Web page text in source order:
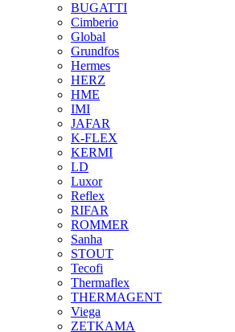
BUGATTI
Cimberio
Global
Grundfos
Hermes
HERZ
HME
IMI
JAFAR
K-FLEX
KERMI
LD
Luxor
Reflex
RIFAR
ROMMER
Sanha
STOUT
Tecofi
Thermaflex
THERMAGENT
Viega
ZETKAMA